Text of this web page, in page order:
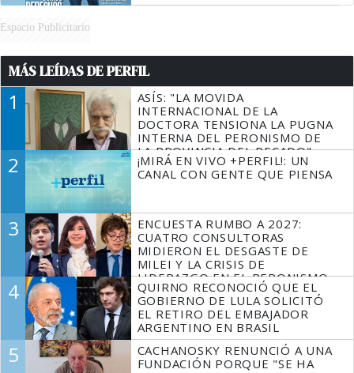
Espacio Publicitario
MÁS LEÍDAS DE PERFIL
1
ASÍS: "LA MOVIDA
INTERNACIONAL DE LA
DOCTORA TENSIONA LA PUGNA
INTERNA DEL PERONISMO DE
LA PROVINCIA DEL PECADO"
2
¡MIRÁ EN VIVO +PERFIL!: UN
CANAL CON GENTE QUE PIENSA
3
ENCUESTA RUMBO A 2027:
CUATRO CONSULTORAS
MIDIERON EL DESGASTE DE
MILEI Y LA CRISIS DE
LIDERAZGO EN EL PERONISMO
4
QUIRNO RECONOCIÓ QUE EL
GOBIERNO DE LULA SOLICITÓ
EL RETIRO DEL EMBAJADOR
ARGENTINO EN BRASIL
5
CACHANOSKY RENUNCIÓ A UNA
FUNDACIÓN PORQUE "SE HA